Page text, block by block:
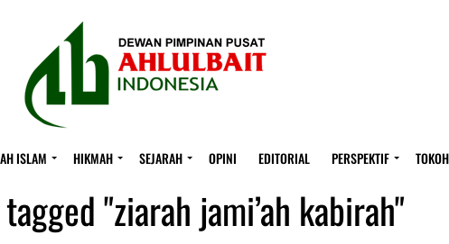
ISLAM HIKMAH SEJARAH OPINI EDITORIAL PERSPEKTIF TOKOH
"ziarah jami’ah kabirah"